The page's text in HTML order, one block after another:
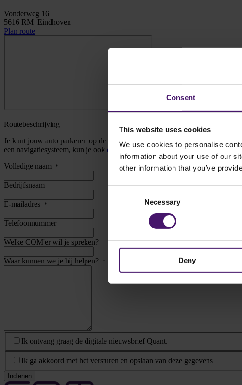
Consent
This website uses cookies
We use cookies to personalise
information about your use of our
other information that you’ve
Necessary
Deny
Vonderweg 16
5616 RM Eindhoven
Plan route
Routebeschrijving
Je kunt jouw auto parkeren op de besloten parkeerplaats aan de achterzijde
een navigatiesysteem, kun je ook deze linkgebruiken. Je kunt je melden bij
Volledige naam
*
Bedrijfsnaam
E-mailadres *
Telefoonnummer
Welke CQM'er wil je spreken?
Waar kunnen we je bij helpen? *
Nieuwsbrief
Ik ontvang graag de digitale nieuwsbrief Quant.
Privacy Statement*
Ik ga akkoord met het versturen en opslaan van deze gegevens
Indienen